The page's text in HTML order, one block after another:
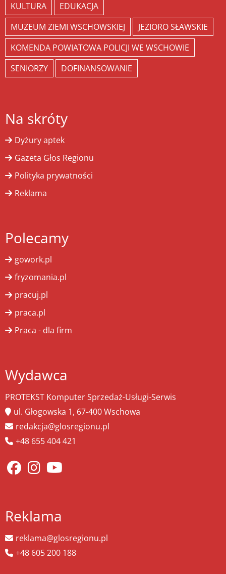
KULTURA
EDUKACJA
MUZEUM ZIEMI WSCHOWSKIEJ
JEZIORO SŁAWSKIE
KOMENDA POWIATOWA POLICJI WE WSCHOWIE
SENIORZY
DOFINANSOWANIE
Na skróty
Dyżury aptek
Gazeta Głos Regionu
Polityka prywatności
Reklama
Polecamy
gowork.pl
fryzomania.pl
pracuj.pl
praca.pl
Praca - dla firm
Wydawca
PROTEKST Komputer Sprzedaż-Usługi-Serwis
ul. Głogowska 1, 67-400 Wschowa
redakcja@glosregionu.pl
+48 655 404 421
Reklama
reklama@glosregionu.pl
+48 605 200 188